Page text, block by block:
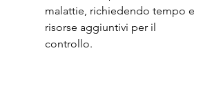
malattie, richiedendo tempo e
risorse aggiuntivi per il
controllo.